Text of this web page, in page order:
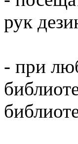
рук
- при